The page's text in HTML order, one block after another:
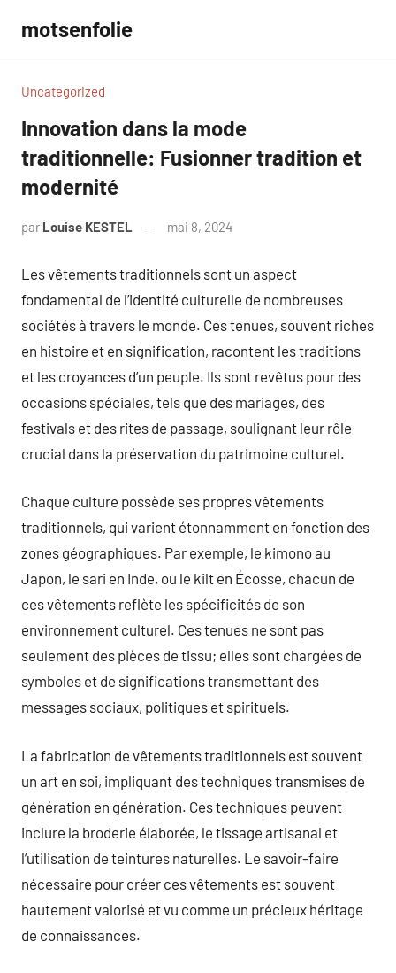
contenu
motsenfolie
Uncategorized
Innovation dans la mode
traditionnelle: Fusionner tradition et
modernité
par Louise KESTEL mai 8, 2024
Les vêtements traditionnels sont un aspect
fondamental de l’identité culturelle de nombreuses
sociétés à travers le monde. Ces tenues, souvent riches
en histoire et en signification, racontent les traditions
et les croyances d’un peuple. Ils sont revêtus pour des
occasions spéciales, tels que des mariages, des
festivals et des rites de passage, soulignant leur rôle
crucial dans la préservation du patrimoine culturel.
Chaque culture possède ses propres vêtements
traditionnels, qui varient étonnamment en fonction des
zones géographiques. Par exemple, le kimono au
Japon, le sari en Inde, ou le kilt en Écosse, chacun de
ces vêtements reflète les spécificités de son
environnement culturel. Ces tenues ne sont pas
seulement des pièces de tissu; elles sont chargées de
symboles et de significations transmettant des
messages sociaux, politiques et spirituels.
La fabrication de vêtements traditionnels est souvent
un art en soi, impliquant des techniques transmises de
génération en génération. Ces techniques peuvent
inclure la broderie élaborée, le tissage artisanal et
l’utilisation de teintures naturelles. Le savoir-faire
nécessaire pour créer ces vêtements est souvent
hautement valorisé et vu comme un précieux héritage
de connaissances.